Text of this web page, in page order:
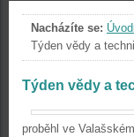
Nacházíte se:
Týden vědy a
Týden vědy a
proběhl ve